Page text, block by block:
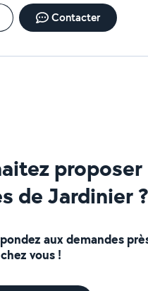
Contacter
proposer
de Jardinier ?
aux demandes
vous !